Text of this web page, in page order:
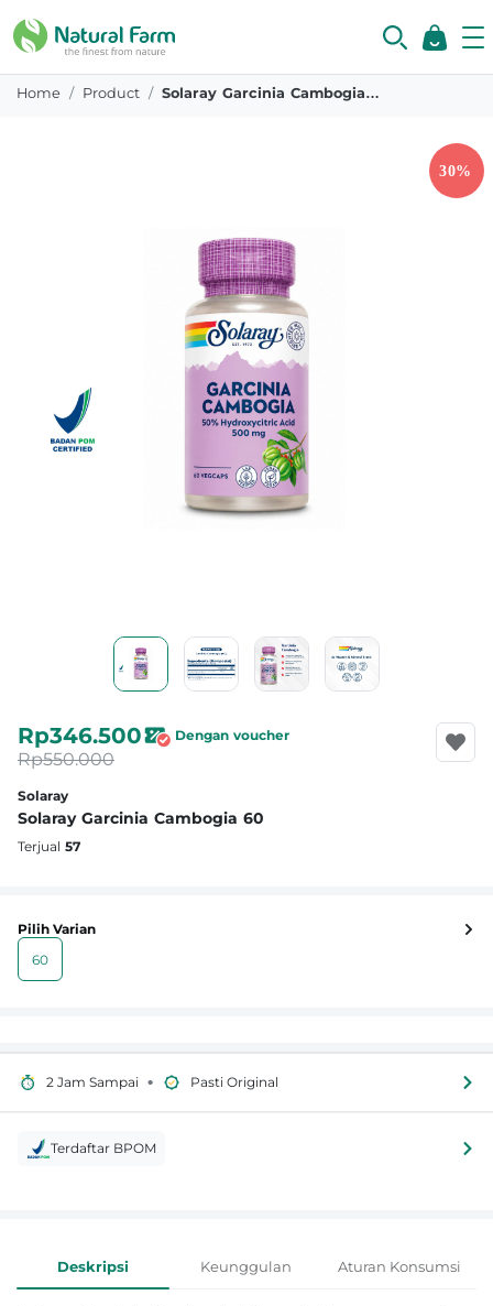
Home Product Solaray Garcinia Cambogia 60
Solaray
Solaray Garcinia Cambogia 60
Terjual 57
Rp346.500 Dengan voucher
Rp550.000
Pilih Varian
60
2 Jam Sampai • Pasti Original
Terdaftar BPOM
Informasi Produk
Deskripsi Keunggulan Aturan Konsumsi